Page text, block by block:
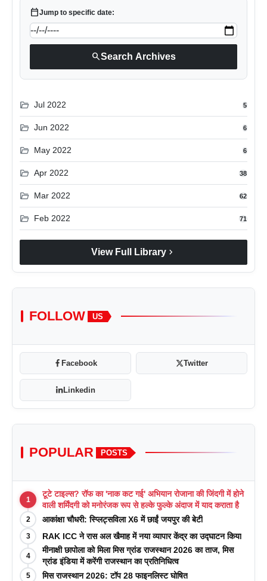
calendar_todayJump to specific date:
searchSearch Archives
folder_open Jul 2022 5
folder_open Jun 2022 6
folder_open May 2022 6
folder_open Apr 2022 38
folder_open Mar 2022 62
folder_open Feb 2022 71
View Full Library chevron_right
FOLLOW US
Facebook Twitter
Linkedin
POPULAR POSTS
1
टूटे टाइल्स? रॉफ का 'नाक कट गई' अभियान रोजाना की जिंदगी में होने
वाली शर्मिंदगी को मनोरंजक रूप से हल्के फुल्के अंदाज में याद कराता है
2 आकांक्षा चौधरी: स्प्लिट्सविला X6 में छाईं जयपुर की बेटी
3 RAK ICC ने रास अल खैमाह में नया व्यापार केंद्र का उद्घाटन किया
4
मीनाक्षी छापोला को मिला मिस ग्रांड राजस्थान 2026 का ताज, मिस
ग्रांड इंडिया में करेंगी राजस्थान का प्रतिनिधित्व
5 मिस राजस्थान 2026: टॉप 28 फाइनलिस्ट घोषित